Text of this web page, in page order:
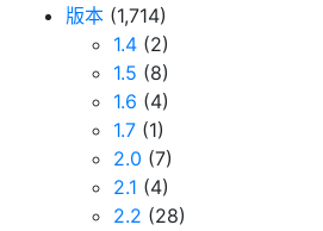
版本 (1,714)
1.4 (2)
1.5 (8)
1.6 (4)
1.7 (1)
2.0 (7)
2.1 (4)
2.2 (28)